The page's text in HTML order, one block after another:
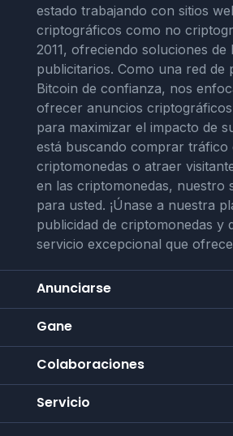
estado trabajando con sitios
criptográficos como no
2011, ofreciendo soluciones de
publicitarios. Como una red de
Bitcoin de confianza, nos
ofrecer anuncios criptográficos
para maximizar el impacto de
está buscando comprar tráfico
criptomonedas o atraer
en las criptomonedas, nuestro
para usted. ¡Únase a nuestra
publicidad de criptomonedas y
servicio excepcional que
Anunciarse
Gane
Colaboraciones
Servicio